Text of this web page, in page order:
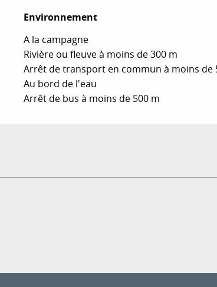
Environnement
Environnement
A la campagne
Rivière ou fleuve à moins de 300 m
Arrêt de transport en commun à moins de
Au bord de l'eau
Arrêt de bus à moins de 500 m